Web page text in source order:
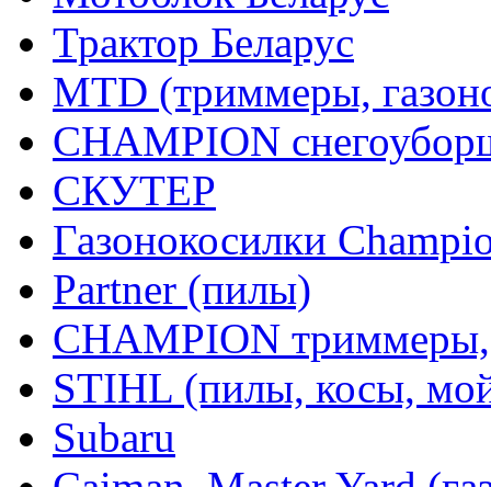
Трактор Беларус
MTD (триммеры,
CHAMPION
СКУТЕР
Газонокосилки
Partner (пилы)
CHAMPION
STIHL (пилы, косы,
Subaru